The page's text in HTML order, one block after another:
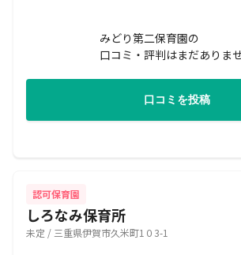
みどり第二保育園の
口コミ・評判はまだありま
口コミを投稿
認可保育園
しろなみ保育所
未定 / 三重県伊賀市久米町1０3-1